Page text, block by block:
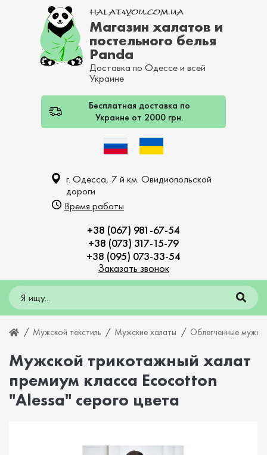
Магазин халатов и
постельного белья
Panda
Доставка по Одессе и всей
Украине
Бесплатная доставка по
Украине от 2000 грн.
г. Одесса, 7 й км. Овидиопольской
дороги
Время работы
+38 (067) 981-67-54
+38 (073) 317-15-79
+38 (095) 073-33-54
Заказать звонок
Мужской текстиль Мужские халаты Облегченные
Мужской трикотажный халат
премиум класса Ecocotton
"Alessa" серого цвета